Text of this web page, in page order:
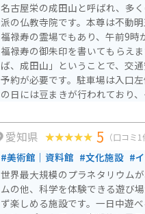
名古屋栄の成田山と呼ばれ、多
派の仏教寺院です。本尊は不動
福禄寿の霊場でもあり、午前9
福禄寿の御朱印を書いてもらえ
ば、成田山」ということで、交
予約が必要です。駐車場は入口
の日には豆まきが行われており
を通して美しい寺院です。
愛知県 5 （口コミ1
#美術館｜資料館 #文化施設 #
世界最大規模のプラネタリウム
ムの他、科学を体験できる遊び
ず楽しめる施設です。一日中遊